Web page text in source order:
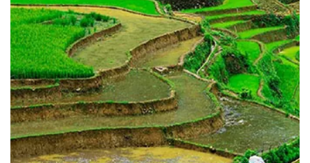
Villages des métiers
d’artisanat à Ninh Binh
Résume du circuit: Villages des métiers d'artisanat à Ninh
Binh DESTINATION : Les villages d'artisanant, la cathédral
de Phat Diem DURÉE: [...]
READ MORE